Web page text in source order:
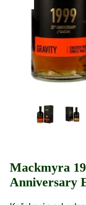
Mackmyra
Anniversary